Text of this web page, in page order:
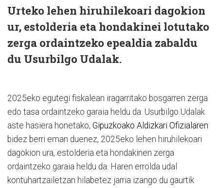
Urteko lehen hiruhilekoari dagokion
ur, estolderia eta hondakinei lotutako
zerga ordaintzeko epealdia zabaldu
du Usurbilgo Udalak.
2025eko egutegi fiskalean iragarritako bosgarren zerga
edo tasa ordaintzeko garaia heldu da. Usurbilgo Udalak
aste hasiera honetako, Gipuzkoako Aldizkari Ofizialaren
bidez berri eman duenez, 2025eko lehen hiruhilekoari
dagokion ura, estolderia eta hondakinen zerga
ordaintzeko garaia heldu da. Haren errolda udal
kontuhartzailetzan hilabetez jarria izango du gaurtik